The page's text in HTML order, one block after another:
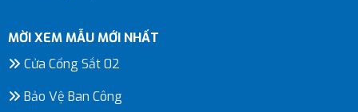
MỜI XEM MẪU MỚI NHẤT
Cửa Cổng Sắt 02
Bảo Vệ Ban Công